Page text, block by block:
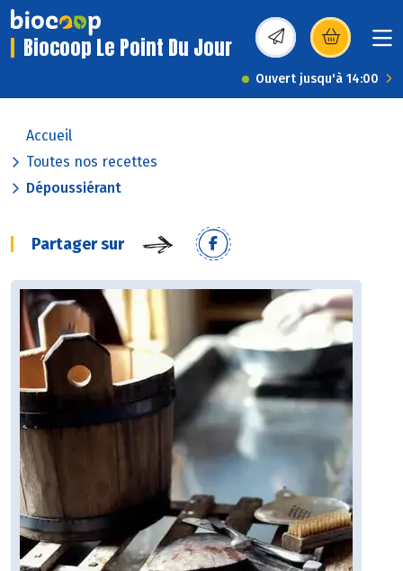
Biocoop Le Point Du Jour (s’ouvre dans une
Ouvert jusqu'à 14:00
Accueil
Toutes nos recettes
Dépoussiérant
Partager sur